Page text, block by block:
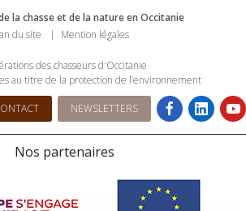
la chasse et de la nature en Occitanie
du site
Mention légales
des chasseurs d'Occitanie
au titre de la protection de l’environnement
NEWSLETTERS
Nos partenaires